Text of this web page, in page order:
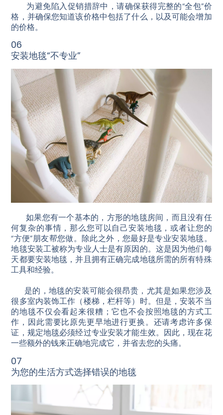
为避免陷入促销措辞中，请确保获得完整的“全包”价
格，并确保您知道该价格中包括了什么，以及可能会增加
的价格。
06
安装地毯“不专业”
如果您有一个基本的，方形的地毯房间，而且没有任
何复杂的事情，那么您可以自己安装地毯，或者让您的
“方便”朋友帮您做。除此之外，您最好是专业安装地毯。
地毯安装工被称为专业人士是有原因的。这是因为他们每
天都要安装地毯，并且拥有正确完成地毯所需的所有特殊
工具和经验。
是的，地毯的安装可能会很昂贵，尤其是如果您涉及
很多室内装饰工作（楼梯，栏杆等）时。但是，安装不当
的地毯不仅会看起来很糟；它也不会按照地毯的方式工
作，因此需要比原先更早地进行更换。还请考虑许多保
证，规定地毯必须经过专业安装才能生效。因此，现在花
一些额外的钱来正确地完成它，并省去您的头痛。
07
为您的生活方式选择错误的地毯